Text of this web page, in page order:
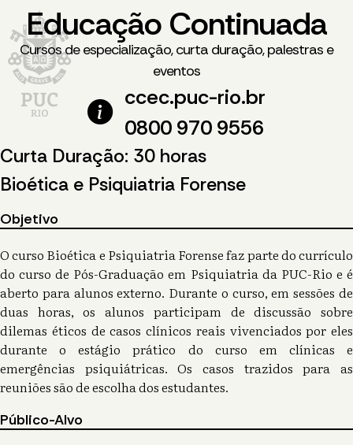
Educação Continuada
Cursos de especialização, curta duração, palestras e
eventos
ccec.puc-rio.br
0800 970 9556
Curta Duração: 30 horas
Bioética e Psiquiatria Forense
Objetivo
O curso Bioética e Psiquiatria Forense faz parte do currículo
do curso de Pós-Graduação em Psiquiatria da PUC-Rio e é
aberto para alunos externo. Durante o curso, em sessões de
duas horas, os alunos participam de discussão sobre
dilemas éticos de casos clínicos reais vivenciados por eles
durante o estágio prático do curso em clínicas e
emergências psiquiátricas. Os casos trazidos para as
reuniões são de escolha dos estudantes.
Público-Alvo